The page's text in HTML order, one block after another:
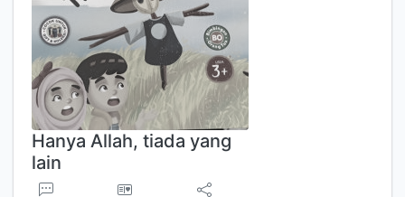
Hanya Allah, tiada yang
lain